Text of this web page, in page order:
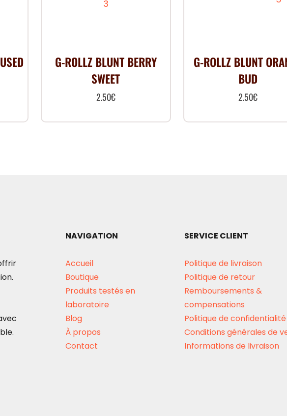
G-ROLLZ BLUNT BERRY
SWEET
2.50€
G-ROLLZ BLUNT
BUD
2.50€
NAVIGATION
Accueil
Boutique
Produits testés en
laboratoire
Blog
À propos
Contact
SERVICE CLIENT
Politique de livraison
Politique de retour
Remboursements &
compensations
Politique de confidentialité
Conditions générales de
Informations de livraison